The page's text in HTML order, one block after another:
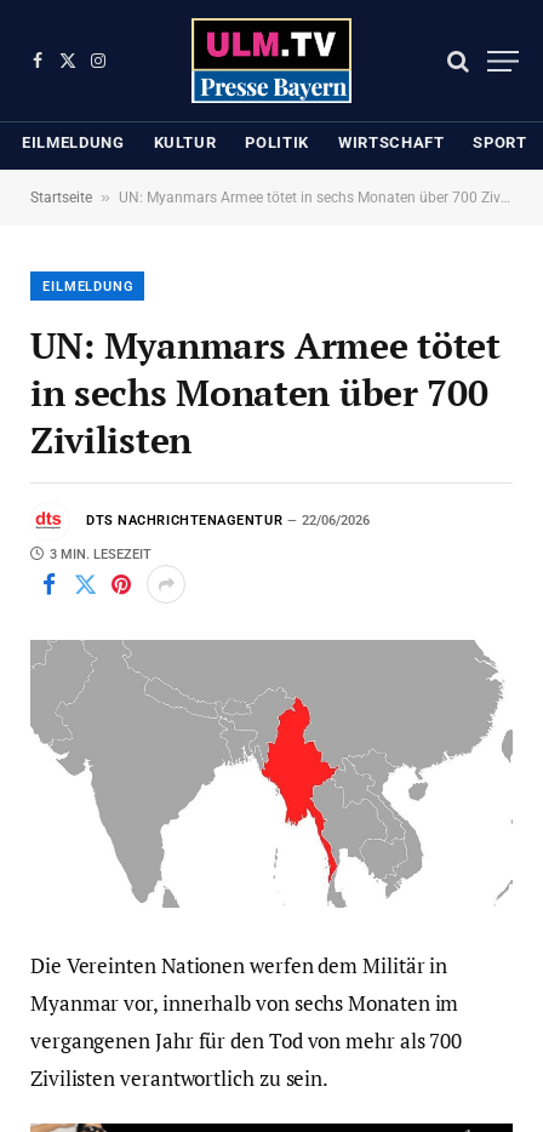
Facebook
X
Instagram
EILMELDUNG KULTUR POLITIK WIRTSCHAFT SPORT
Startseite » UN: Myanmars Armee tötet in sechs Monaten über 700 Zivilisten
EILMELDUNG
UN: Myanmars Armee tötet
in sechs Monaten über 700
Zivilisten
DTS NACHRICHTENAGENTUR 22/06/2026
3 MIN. LESEZEIT
Die Vereinten Nationen werfen dem Militär in
Myanmar vor, innerhalb von sechs Monaten im
vergangenen Jahr für den Tod von mehr als 700
Zivilisten verantwortlich zu sein.